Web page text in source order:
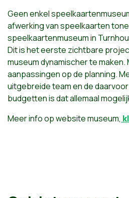
Geen enkel
afwerking van speelkaarten
speelkaartenmuseum in
Dit is het eerste zichtbare
museum dynamischer te maken.
aanpassingen op de planning.
uitgebreide team en de
budgetten is dat allemaal
Meer info op website museum,